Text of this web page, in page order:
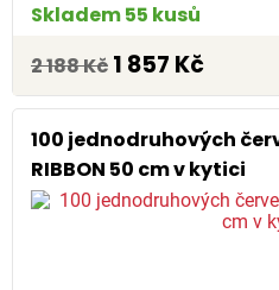
Skladem 55 kusů
2 188 Kč 1 857 Kč
100 jednodruhových
RIBBON 50 cm v kytici